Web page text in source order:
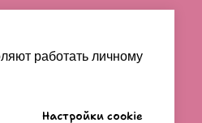
работать личному
Настройки cookie